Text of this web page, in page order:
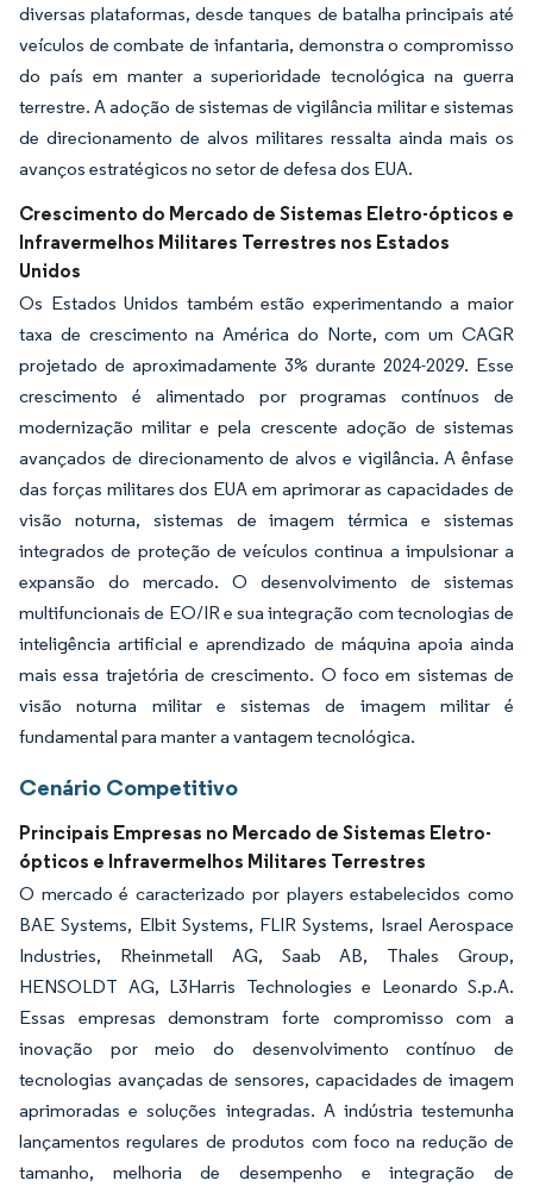
diversas plataformas, desde tanques de batalha principais até
veículos de combate de infantaria, demonstra o compromisso
do país em manter a superioridade tecnológica na guerra
terrestre. A adoção de sistemas de vigilância militar e sistemas
de direcionamento de alvos militares ressalta ainda mais os
avanços estratégicos no setor de defesa dos EUA.
Crescimento do Mercado de Sistemas Eletro-ópticos e
Infravermelhos Militares Terrestres nos Estados
Unidos
Os Estados Unidos também estão experimentando a maior
taxa de crescimento na América do Norte, com um CAGR
projetado de aproximadamente 3% durante 2024-2029. Esse
crescimento é alimentado por programas contínuos de
modernização militar e pela crescente adoção de sistemas
avançados de direcionamento de alvos e vigilância. A ênfase
das forças militares dos EUA em aprimorar as capacidades de
visão noturna, sistemas de imagem térmica e sistemas
integrados de proteção de veículos continua a impulsionar a
expansão do mercado. O desenvolvimento de sistemas
multifuncionais de EO/IR e sua integração com tecnologias de
inteligência artificial e aprendizado de máquina apoia ainda
mais essa trajetória de crescimento. O foco em sistemas de
visão noturna militar e sistemas de imagem militar é
fundamental para manter a vantagem tecnológica.
Cenário Competitivo
Principais Empresas no Mercado de Sistemas Eletro-
ópticos e Infravermelhos Militares Terrestres
O mercado é caracterizado por players estabelecidos como
BAE Systems, Elbit Systems, FLIR Systems, Israel Aerospace
Industries, Rheinmetall AG, Saab AB, Thales Group,
HENSOLDT AG, L3Harris Technologies e Leonardo S.p.A.
Essas empresas demonstram forte compromisso com a
inovação por meio do desenvolvimento contínuo de
tecnologias avançadas de sensores, capacidades de imagem
aprimoradas e soluções integradas. A indústria testemunha
lançamentos regulares de produtos com foco na redução de
tamanho, melhoria de desempenho e integração de